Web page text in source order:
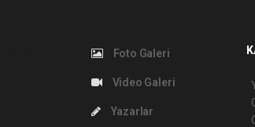
Foto Galeri
Video Galeri
Yazarlar